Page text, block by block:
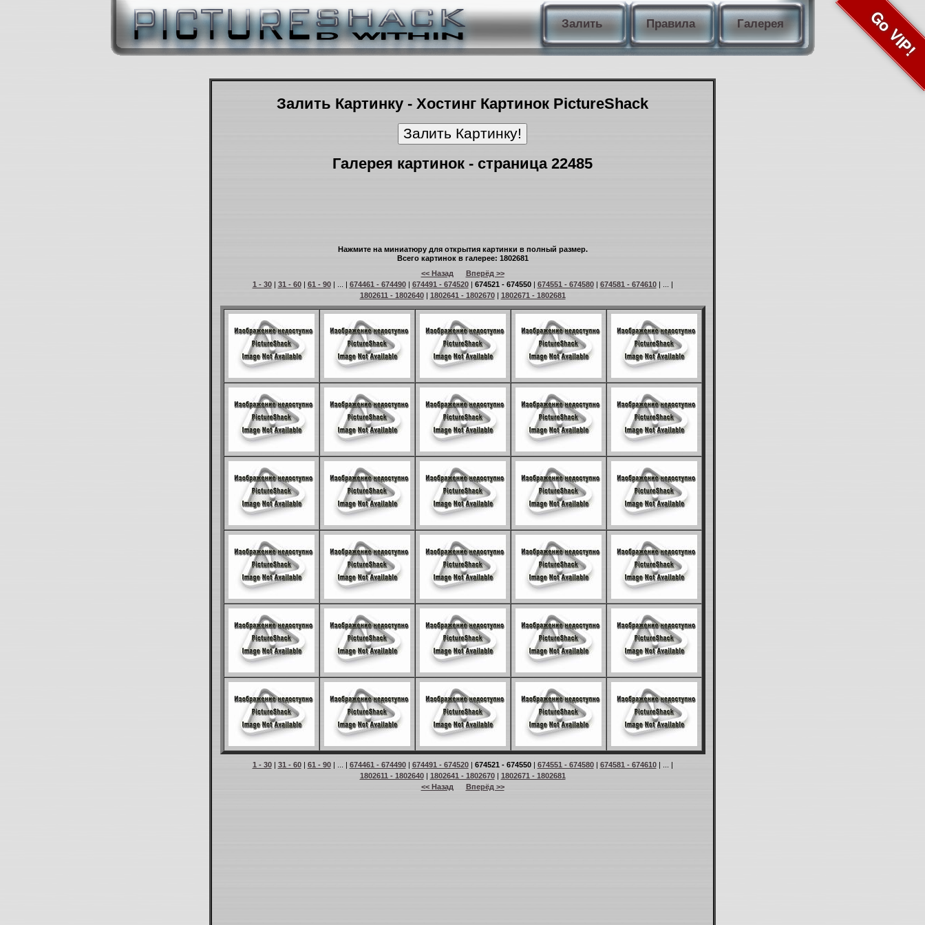
Залить Правила Галерея Go VIP!
Залить Картинку - Хостинг Картинок PictureShack
Галерея картинок - страница 22485
Нажмите на миниатюру для открытия картинки в полный размер.
Всего картинок в галерее: 1802681
<< Назад
Вперёд >>
1 - 30| 31 - 60| 61 - 90| ... | 674461 - 674490| 674491 - 674520| 674521 - 674550| 674551 - 674580| 674581 - 674610| ... |
1802611 - 1802640| 1802641 - 1802670| 1802671 - 1802681
1 - 30| 31 - 60| 61 - 90| ... | 674461 - 674490| 674491 - 674520| 674521 - 674550| 674551 - 674580| 674581 - 674610| ... |
1802611 - 1802640| 1802641 - 1802670| 1802671 - 1802681
<< Назад
Вперёд >>